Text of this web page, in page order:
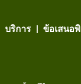
บริการ | ข้อเสนอ